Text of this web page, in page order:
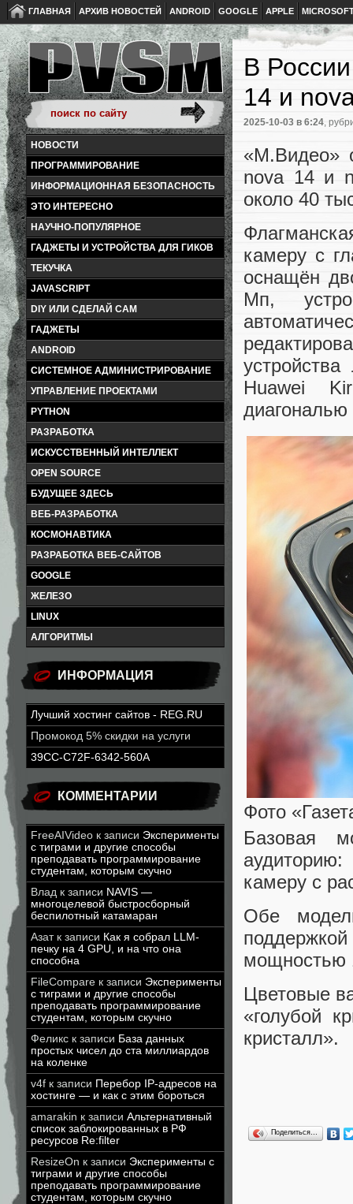
ГЛАВНАЯ АРХИВ НОВОСТЕЙ ANDROID GOOGLE APPLE
НОВОСТИ
ПРОГРАММИРОВАНИЕ
ИНФОРМАЦИОННАЯ БЕЗОПАСНОСТЬ
ЭТО ИНТЕРЕСНО
НАУЧНО-ПОПУЛЯРНОЕ
ГАДЖЕТЫ И УСТРОЙСТВА ДЛЯ ГИКОВ
ТЕКУЧКА
JAVASCRIPT
DIY ИЛИ СДЕЛАЙ САМ
ГАДЖЕТЫ
ANDROID
СИСТЕМНОЕ АДМИНИСТРИРОВАНИЕ
УПРАВЛЕНИЕ ПРОЕКТАМИ
PYTHON
РАЗРАБОТКА
ИСКУССТВЕННЫЙ ИНТЕЛЛЕКТ
OPEN SOURCE
БУДУЩЕЕ ЗДЕСЬ
ВЕБ-РАЗРАБОТКА
КОСМОНАВТИКА
РАЗРАБОТКА ВЕБ-САЙТОВ
GOOGLE
ЖЕЛЕЗО
LINUX
АЛГОРИТМЫ
ИНФОРМАЦИЯ
Лучший хостинг сайтов - REG.RU
Промокод 5% скидки на услуги
39CC-C72F-6342-560A
КОММЕНТАРИИ
FreeAIVideo к записи Эксперименты
с тиграми и другие способы
преподавать программирование
студентам, которым скучно
Влад к записи NAVIS —
многоцелевой быстросборный
беспилотный катамаран
Азатк записи Как я собрал LLM-
печку на 4 GPU, и на что она
способна
FileCompare к записи Эксперименты
с тиграми и другие способы
преподавать программирование
студентам, которым скучно
Феликс к записи База данных
простых чисел до ста миллиардов
на коленке
v4f к записи Перебор IP-адресов на
хостинге — и как с этим бороться
amarakin к записи Альтернативный
список заблокированных в РФ
ресурсов Re:filter
ResizeOn к записи Эксперименты с
тиграми и другие способы
преподавать программирование
студентам, которым скучно
В
14 и
2025-10-03 в 6:24,
«М.Видео»
nova 14 и
около 40
камеру с
оснащён
Мп,
Huawei
Фото
Базовая
аудиторию:
камеру с
Обе
мощностью
Цветовые
«голубой
кристалл».
Поделиться…